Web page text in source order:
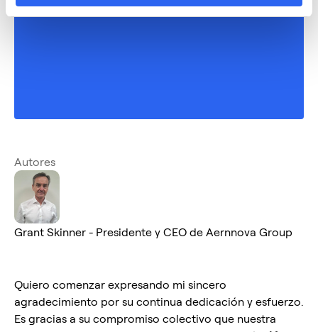
Autores
Grant Skinner - Presidente y CEO de Aernnova Group
Quiero comenzar expresando mi sincero
agradecimiento por su continua dedicación y esfuerzo.
Es gracias a su compromiso colectivo que nuestra